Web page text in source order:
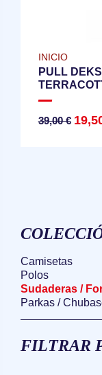
INICIO
PULL
39,00 €
Camisetas
Polos
Sudaderas /
Parkas /
FILTRAR